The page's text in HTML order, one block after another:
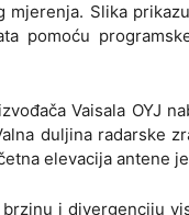
Slika
pomoću
Vaisala OYJ
duljina radarske
elevacija antene je
i divergenciju